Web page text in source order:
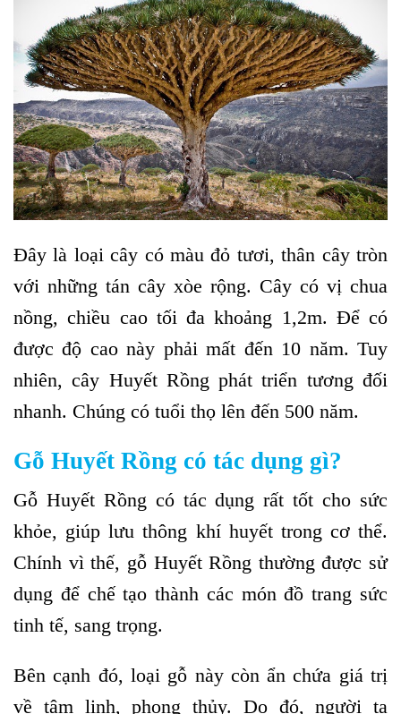
Đây là loại cây có màu đỏ tươi, thân cây tròn
với những tán cây xòe rộng. Cây có vị chua
nồng, chiều cao tối đa khoảng 1,2m. Để có
được độ cao này phải mất đến 10 năm. Tuy
nhiên, cây Huyết Rồng phát triển tương đối
nhanh. Chúng có tuổi thọ lên đến 500 năm.
Gỗ Huyết Rồng có tác dụng gì?
Gỗ Huyết Rồng có tác dụng rất tốt cho sức
khỏe, giúp lưu thông khí huyết trong cơ thể.
Chính vì thế, gỗ Huyết Rồng thường được sử
dụng để chế tạo thành các món đồ trang sức
tinh tế, sang trọng.
Bên cạnh đó, loại gỗ này còn ẩn chứa giá trị
về tâm linh, phong thủy. Do đó, người ta